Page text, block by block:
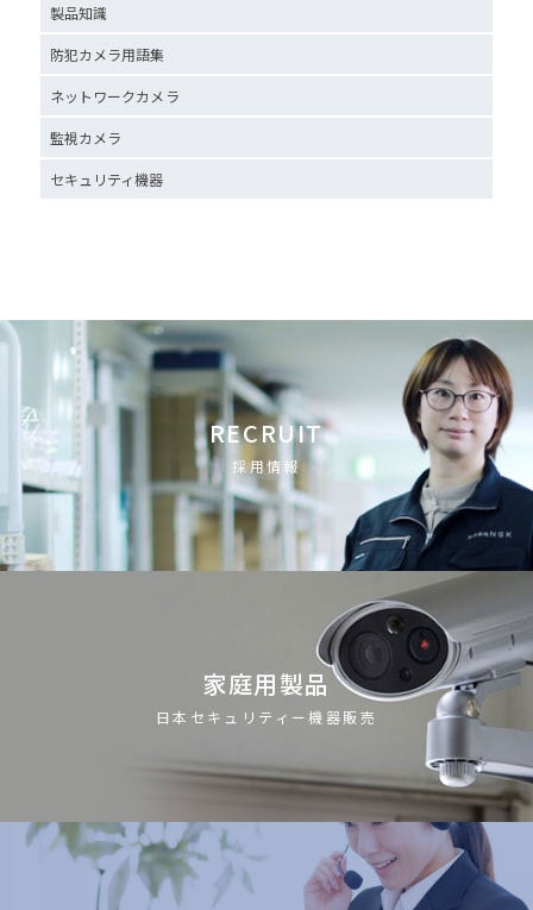
製品知識
防犯カメラ用語集
ネットワークカメラ
監視カメラ
セキュリティ機器
RECRUIT
採用情報
家庭用製品
日本セキュリティー機器販売